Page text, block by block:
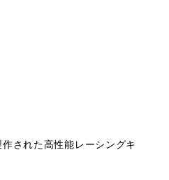
された高性能レーシングキ